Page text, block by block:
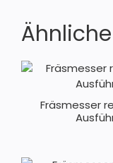
Fräsmesser